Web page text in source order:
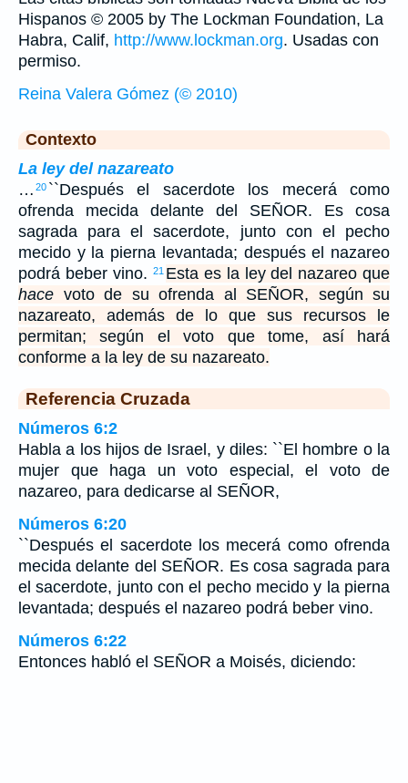
Hispanos © 2005 by The Lockman Foundation, La
Habra, Calif, http://www.lockman.org. Usadas con
permiso.
Reina Valera Gómez (© 2010)
Contexto
La ley del nazareato
… 20 ``Después el sacerdote los mecerá como
ofrenda mecida delante del SEÑOR. Es cosa
sagrada para el sacerdote, junto con el pecho
mecido y la pierna levantada; después el nazareo
podrá beber vino.
21 Esta es la ley del nazareo que
hace voto de su ofrenda al SEÑOR, según su
nazareato, además de lo que sus recursos le
permitan; según el voto que tome, así hará
conforme a la ley de su nazareato.
Referencia Cruzada
Números 6:2
Habla a los hijos de Israel, y diles: ``El hombre o la
mujer que haga un voto especial, el voto de
nazareo, para dedicarse al SEÑOR,
Números 6:20
``Después el sacerdote los mecerá como ofrenda
mecida delante del SEÑOR. Es cosa sagrada para
el sacerdote, junto con el pecho mecido y la pierna
levantada; después el nazareo podrá beber vino.
Números 6:22
Entonces habló el SEÑOR a Moisés, diciendo: